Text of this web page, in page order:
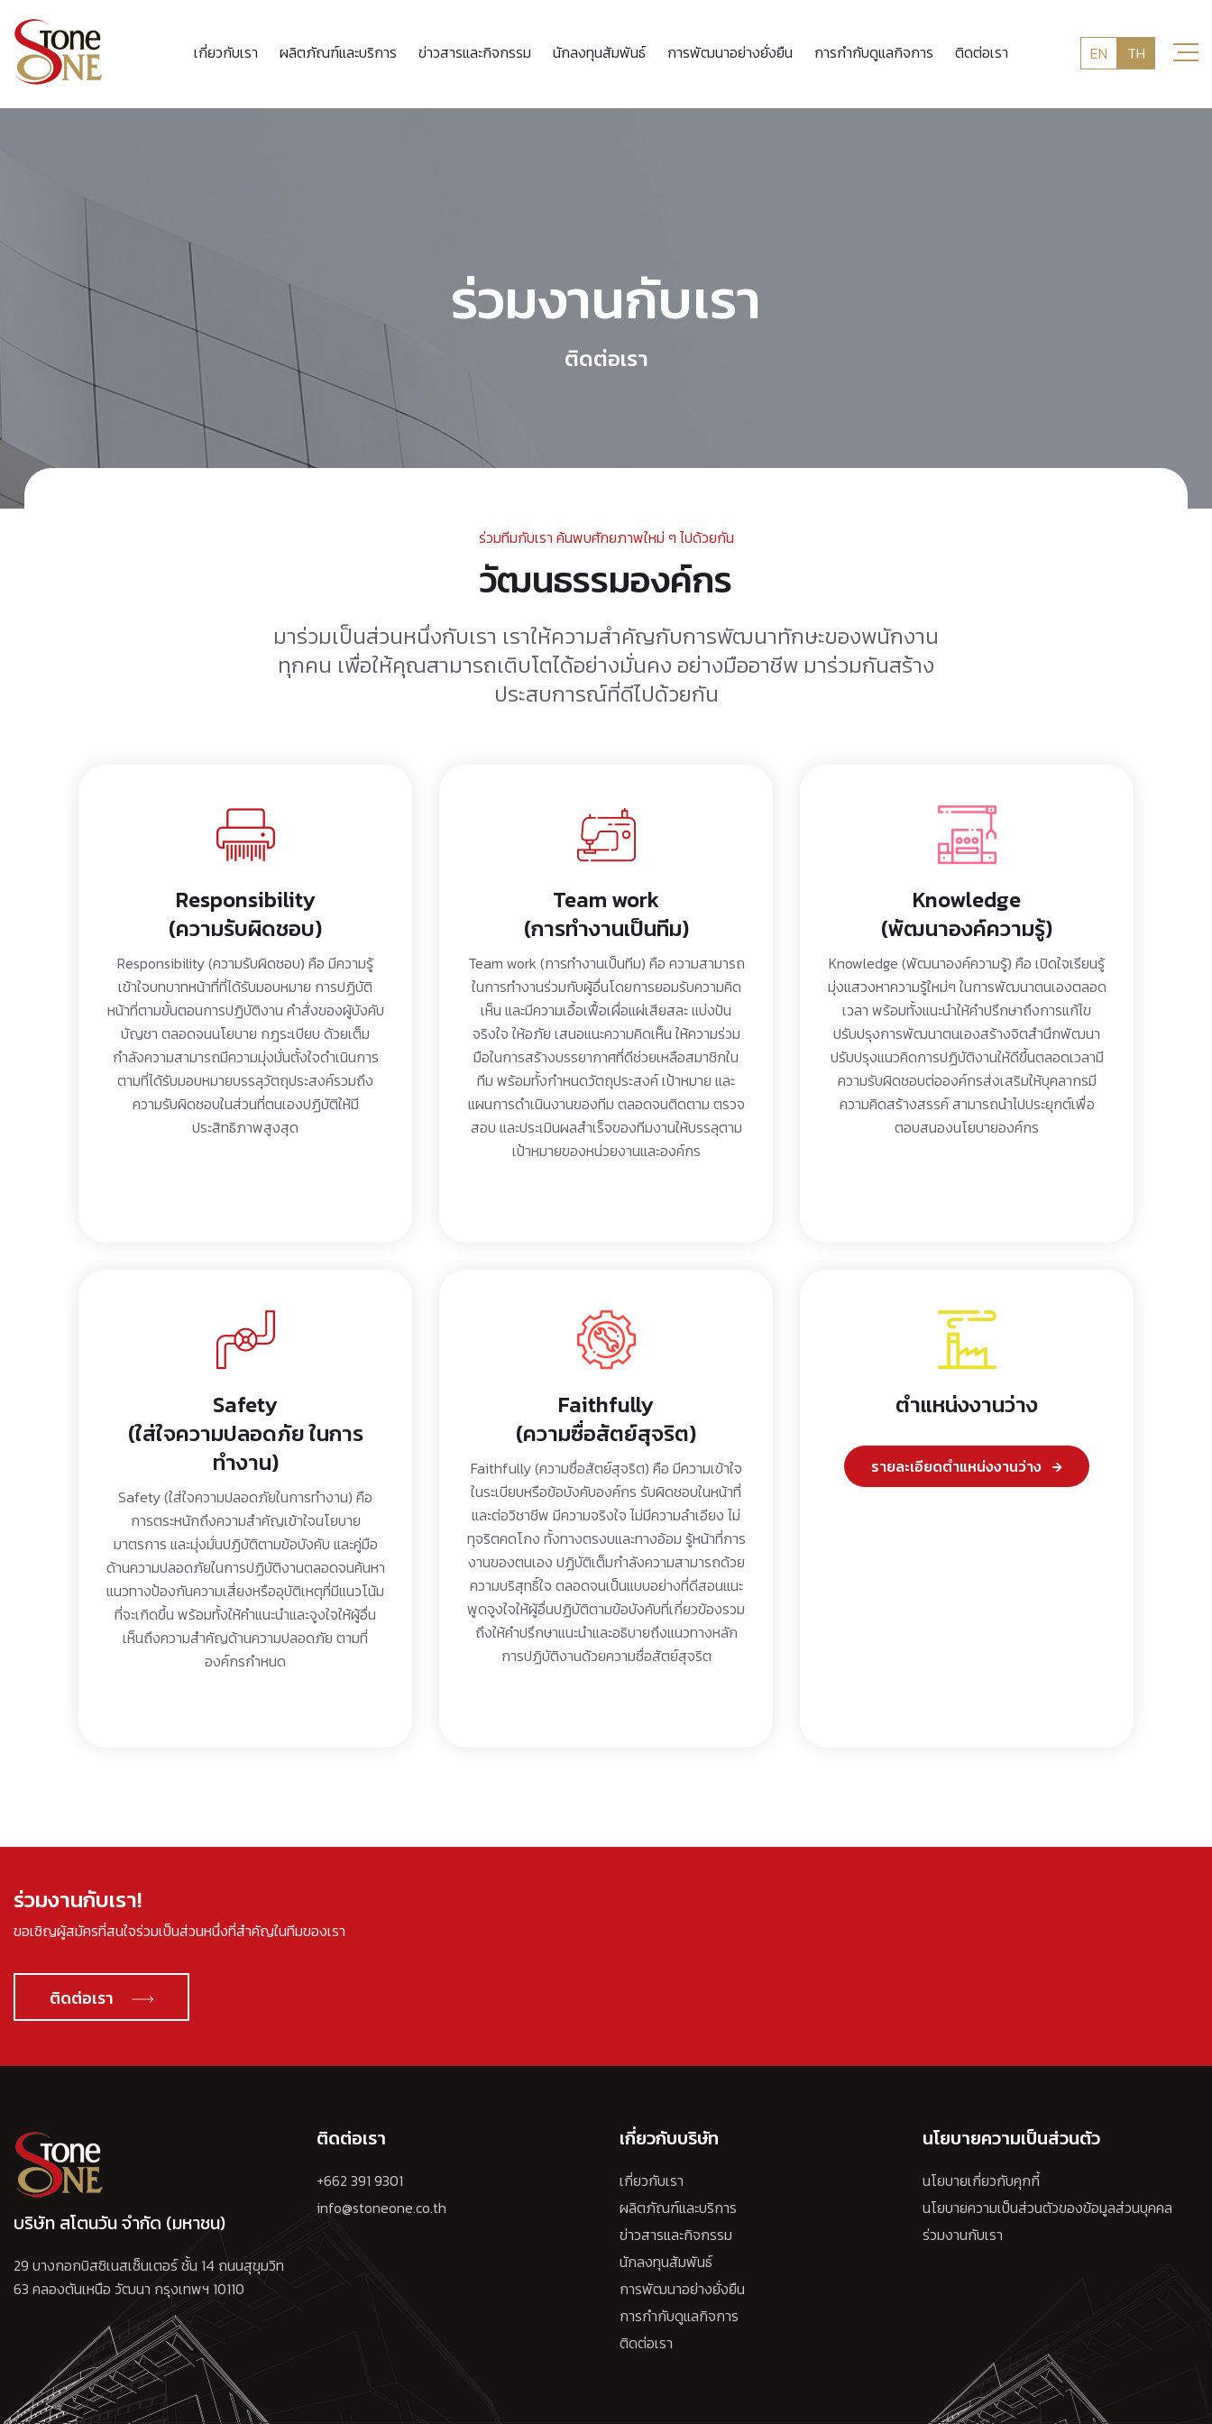
เกี่ยวกับเรา ผลิตภัณฑ์และบริการ ข่าวสารและกิจกรรม นักลงทุนสัมพันธ์ การพัฒนาอย่างยั่งยืน การกำกับดูแลกิจการ ติดต่อเรา EN TH
ร่วมงานกับเรา
ติดต่อเรา
ร่วมทีมกับเรา ค้นพบศักยภาพใหม่ ๆ ไปด้วยกัน
วัฒนธรรมองค์กร
มาร่วมเป็นส่วนหนึ่งกับเรา เราให้ความสำคัญกับการพัฒนาทักษะของพนักงาน
ทุกคน เพื่อให้คุณสามารถเติบโตได้อย่างมั่นคง อย่างมืออาชีพ มาร่วมกันสร้าง
ประสบการณ์ที่ดีไปด้วยกัน
Responsibility
(ความรับผิดชอบ)
Responsibility (ความรับผิดชอบ) คือ มีความรู้
เข้าใจบทบาทหน้าที่ที่ได้รับมอบหมาย การปฏิบัติ
หน้าที่ตามขั้นตอนการปฏิบัติงาน คำสั่งของผู้บังคับ
บัญชา ตลอดจนนโยบาย กฎระเบียบ ด้วยเต็ม
กำลังความสามารถมีความมุ่งมั่นตั้งใจดำเนินการ
ตามที่ได้รับมอบหมายบรรลุวัตถุประสงค์รวมถึง
ความรับผิดชอบในส่วนที่ตนเองปฏิบัติให้มี
ประสิทธิภาพสูงสุด
Team work
(การทำงานเป็นทีม)
Team work (การทำงานเป็นทีม) คือ ความสามารถ
ในการทำงานร่วมกับผู้อื่นโดยการยอมรับความคิด
เห็น และมีความเอื้อเฟื้อเผื่อแผ่เสียสละ แบ่งปัน
จริงใจ ให้อภัย เสนอแนะความคิดเห็น ให้ความร่วม
มือในการสร้างบรรยากาศที่ดีช่วยเหลือสมาชิกใน
ทีม พร้อมทั้งกำหนดวัตถุประสงค์ เป้าหมาย และ
แผนการดำเนินงานของทีม ตลอดจนติดตาม ตรวจ
สอบ และประเมินผลสำเร็จของทีมงานให้บรรลุตาม
เป้าหมายของหน่วยงานและองค์กร
Knowledge
(พัฒนาองค์ความรู้)
Knowledge (พัฒนาองค์ความรู้) คือ เปิดใจเรียนรู้
มุ่งแสวงหาความรู้ใหม่ๆ ในการพัฒนาตนเองตลอด
เวลา พร้อมทั้งแนะนำให้คำปรึกษาถึงการแก้ไข
ปรับปรุงการพัฒนาตนเองสร้างจิตสำนึกพัฒนา
ปรับปรุงแนวคิดการปฏิบัติงานให้ดีขึ้นตลอดเวลามี
ความรับผิดชอบต่อองค์กรส่งเสริมให้บุคลากรมี
ความคิดสร้างสรรค์ สามารถนำไปประยุกต์เพื่อ
ตอบสนองนโยบายองค์กร
Safety
(ใส่ใจความปลอดภัย ในการ
ทำงาน)
Safety (ใส่ใจความปลอดภัยในการทำงาน) คือ
การตระหนักถึงความสำคัญเข้าใจนโยบาย
มาตรการ และมุ่งมั่นปฏิบัติตามข้อบังคับ และคู่มือ
ด้านความปลอดภัยในการปฏิบัติงานตลอดจนค้นหา
แนวทางป้องกันความเสี่ยงหรืออุบัติเหตุที่มีแนวโน้ม
ที่จะเกิดขึ้น พร้อมทั้งให้คำแนะนำและจูงใจให้ผู้อื่น
เห็นถึงความสำคัญด้านความปลอดภัย ตามที่
องค์กรกำหนด
Faithfully
(ความซื่อสัตย์สุจริต)
Faithfully (ความซื่อสัตย์สุจริต) คือ มีความเข้าใจ
ในระเบียบหรือข้อบังคับองค์กร รับผิดชอบในหน้าที่
และต่อวิชาชีพ มีความจริงใจ ไม่มีความลำเอียง ไม่
ทุจริตคดโกง ทั้งทางตรงบและทางอ้อม รู้หน้าที่การ
งานของตนเอง ปฏิบัติเต็มกำลังความสามารถด้วย
ความบริสุทธิ์ใจ ตลอดจนเป็นแบบอย่างที่ดีสอนแนะ
พูดจูงใจให้ผู้อื่นปฏิบัติตามข้อบังคับที่เกี่ยวข้องรวม
ถึงให้คำปรึกษาแนะนำและอธิบายถึงแนวทางหลัก
การปฏิบัติงานด้วยความซื่อสัตย์สุจริต
ตำแหน่งงานว่าง
รายละเอียดตำแหน่งงานว่าง
ร่วมงานกับเรา!
ขอเชิญผู้สมัครที่สนใจร่วมเป็นส่วนหนึ่งที่สำคัญในทีมของเรา
ติดต่อเรา
บริษัท สโตนวัน จำกัด (มหาชน)
29 บางกอกบิสซิเนสเซ็นเตอร์ ชั้น 14 ถนนสุขุมวิท
63 คลองตันเหนือ วัฒนา กรุงเทพฯ 10110
ติดต่อเรา
+662 391 9301
info@stoneone.co.th
เกี่ยวกับบริษัท
เกี่ยวกับเรา
ผลิตภัณฑ์และบริการ
ข่าวสารและกิจกรรม
นักลงทุนสัมพันธ์
การพัฒนาอย่างยั่งยืน
การกำกับดูแลกิจการ
ติดต่อเรา
นโยบายความเป็นส่วนตัว
นโยบายเกี่ยวกับคุกกี้
นโยบายความเป็นส่วนตัวของข้อมูลส่วนบุคคล
ร่วมงานกับเรา